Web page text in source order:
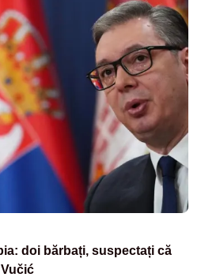
doi bărbați, suspectați că